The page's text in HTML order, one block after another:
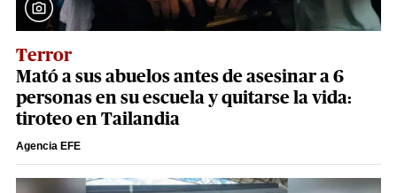
Terror
Mató a sus abuelos antes de asesinar a 6
personas en su escuela y quitarse la vida:
tiroteo en Tailandia
Agencia EFE